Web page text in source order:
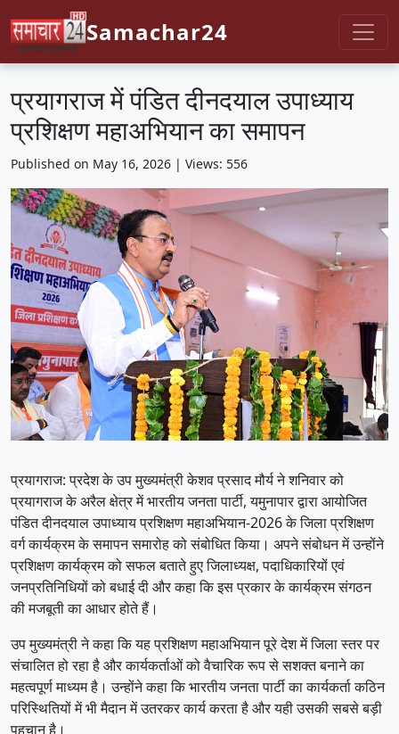
Samachar24
प्रयागराज में पंडित दीनदयाल उपाध्याय
प्रशिक्षण महाअभियान का समापन
Published on May 16, 2026 | Views: 556
प्रयागराज: प्रदेश के उप मुख्यमंत्री केशव प्रसाद मौर्य ने शनिवार को
प्रयागराज के अरैल क्षेत्र में भारतीय जनता पार्टी, यमुनापार द्वारा आयोजित
पंडित दीनदयाल उपाध्याय प्रशिक्षण महाअभियान-2026 के जिला प्रशिक्षण
वर्ग कार्यक्रम के समापन समारोह को संबोधित किया। अपने संबोधन में उन्होंने
प्रशिक्षण कार्यक्रम को सफल बताते हुए जिलाध्यक्ष, पदाधिकारियों एवं
जनप्रतिनिधियों को बधाई दी और कहा कि इस प्रकार के कार्यक्रम संगठन
की मजबूती का आधार होते हैं।
उप मुख्यमंत्री ने कहा कि यह प्रशिक्षण महाअभियान पूरे देश में जिला स्तर पर
संचालित हो रहा है और कार्यकर्ताओं को वैचारिक रूप से सशक्त बनाने का
महत्वपूर्ण माध्यम है। उन्होंने कहा कि भारतीय जनता पार्टी का कार्यकर्ता कठिन
परिस्थितियों में भी मैदान में उतरकर कार्य करता है और यही उसकी सबसे बड़ी
पहचान है।